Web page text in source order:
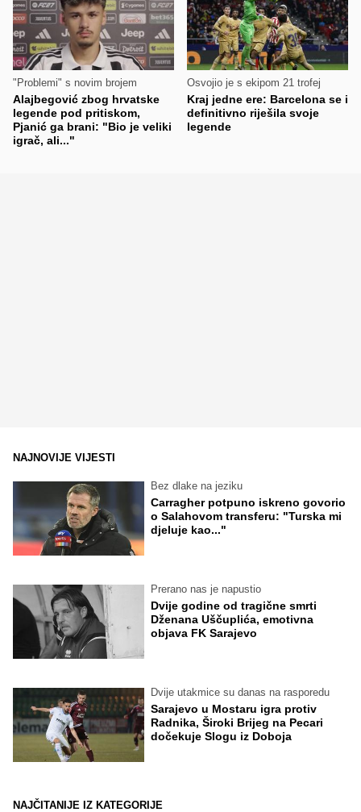
"Problemi" s novim brojem
Alajbegović zbog hrvatske
legende pod pritiskom,
Pjanić ga brani: "Bio je veliki
igrač, ali..."
Osvojio je s ekipom 21 trofej
Kraj jedne ere: Barcelona se i
definitivno riješila svoje
legende
NAJNOVIJE VIJESTI
Bez dlake na jeziku
Carragher potpuno iskreno govorio
o Salahovom transferu: "Turska mi
djeluje kao..."
Prerano nas je napustio
Dvije godine od tragične smrti
Dženana Uščuplića, emotivna
objava FK Sarajevo
Dvije utakmice su danas na rasporedu
Sarajevo u Mostaru igra protiv
Radnika, Široki Brijeg na Pecari
dočekuje Slogu iz Doboja
NAJČITANIJE IZ KATEGORIJE